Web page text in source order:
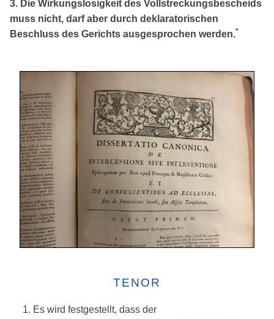
3. Die Wirkungslosigkeit des Vollstreckungsbescheids
muss nicht, darf aber durch deklaratorischen
Beschluss des Gerichts ausgesprochen werden.*
TENOR
1. Es wird festgestellt, dass der